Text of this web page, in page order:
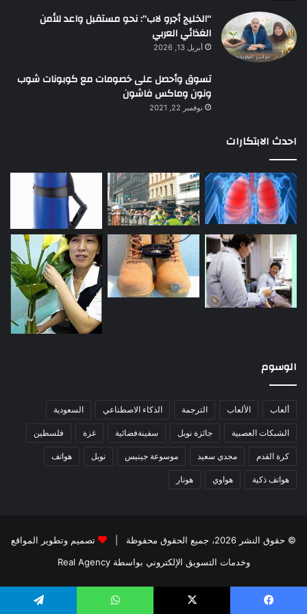
“الخليج أجرو لاب”: نحو مستقبل واعد للأمن
الغذائي العربي
أبريل 13, 2026
تسوق وأحصل على خصومات مع كوبونات شوب
ونون وماكس فاشون
نوفمبر 22, 2021
احدث الابتكارات
الوسوم
ألعاب الألعاب الترجمة الذكاء الاصطناعي السعودية
الشبكات العصبية جائزة نوبل سفينةفضائية غزة فلسطين
كرة القدم مجدي سعيد موسوعة جينيس نوبل هواتف
هواتف ذكية هواوي هونار
© حقوق النشر 2026، جميع الحقوق محفوظة |
تصميم وتطوير المواقع
وخدمات التسويق الإلكتروني بواسطة Real Agency